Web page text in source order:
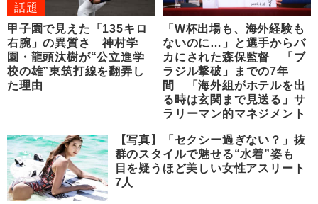
話題
甲子園で見えた「135キロ
右腕」の異質さ 神村学
園・龍頭汰樹が“公立進学
校の雄”東筑打線を翻弄し
た理由
「W杯出場も、海外経験も
ないのに…」と選手からバ
カにされた森保監督 「ブ
ラジル撃破」までの7年
間 「海外組がホテルを出
る時は玄関まで見送る」サ
ラリーマン的マネジメント
【写真】「セクシー過ぎない？」抜
群のスタイルで魅せる“水着”姿も
目を疑うほど美しい女性アスリート
7人